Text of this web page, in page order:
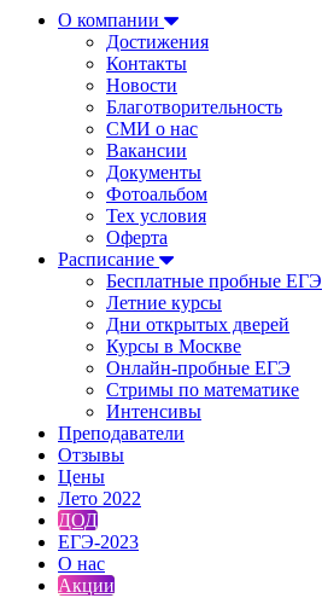
О компании
Достижения
Контакты
Новости
Благотворительность
СМИ о нас
Вакансии
Документы
Фотоальбом
Тех условия
Оферта
Расписание
Бесплатные пробные ЕГЭ
Летние курсы
Дни открытых дверей
Курсы в Москве
Онлайн-пробные ЕГЭ
Стримы по математике
Интенсивы
Преподаватели
Отзывы
Цены
Лето 2022
ДОД
ЕГЭ-2023
О нас
Акции